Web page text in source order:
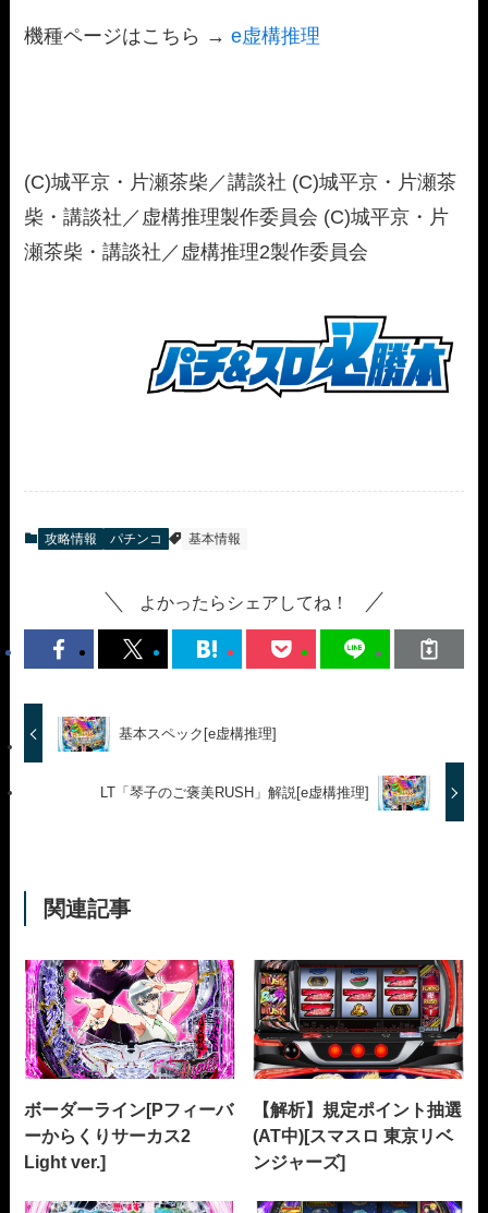
機種ページはこちら →e虚構推理
(C)城平京・片瀬茶柴／講談社 (C)城平京・片瀬茶
柴・講談社／虚構推理製作委員会 (C)城平京・片
瀬茶柴・講談社／虚構推理2製作委員会
攻略情報 パチンコ 基本情報
よかったらシェアしてね！
基本スペック[e虚構推理]
LT「琴子のご褒美RUSH」解説[e虚構推理]
関連記事
ボーダーライン[Pフィーバ
ーからくりサーカス2
Light ver.]
【解析】規定ポイント抽選
(AT中)[スマスロ 東京リベ
ンジャーズ]